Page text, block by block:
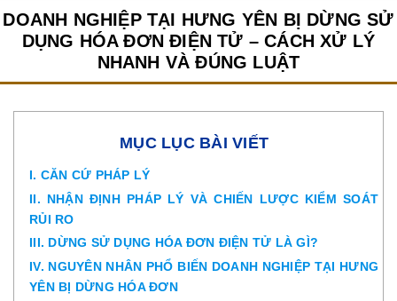
DỊCH VỤ KẾ TOÁN - THUẾ XÚC TIẾN THƯƠNG MẠI
ĐÀO TẠO TUYỂN DỤNG LIÊN HỆ
DOANH NGHIỆP TẠI HƯNG YÊN BỊ DỪNG SỬ
DỤNG HÓA ĐƠN ĐIỆN TỬ – CÁCH XỬ LÝ
NHANH VÀ ĐÚNG LUẬT
MỤC LỤC BÀI VIẾT
I. CĂN CỨ PHÁP LÝ
II. NHẬN ĐỊNH PHÁP LÝ VÀ CHIẾN LƯỢC KIỂM SOÁT
RỦI RO
III. DỪNG SỬ DỤNG HÓA ĐƠN ĐIỆN TỬ LÀ GÌ?
IV. NGUYÊN NHÂN PHỔ BIẾN DOANH NGHIỆP TẠI HƯNG
YÊN BỊ DỪNG HÓA ĐƠN